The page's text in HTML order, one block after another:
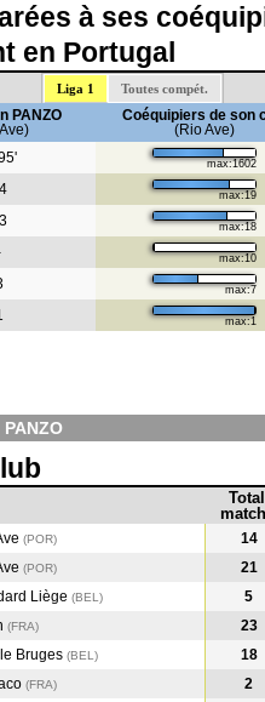
à ses
en Portugal
Liga 1 Toutes compét.
PANZO
Coéquipiers de son
(Rio Ave)
max:1602
max:19
max:18
max:10
max:7
max:1
Total
(POR)
14
(POR)
21
Liège (BEL )
5
(FRA)
23
Bruges (BEL )
18
(FRA)
2